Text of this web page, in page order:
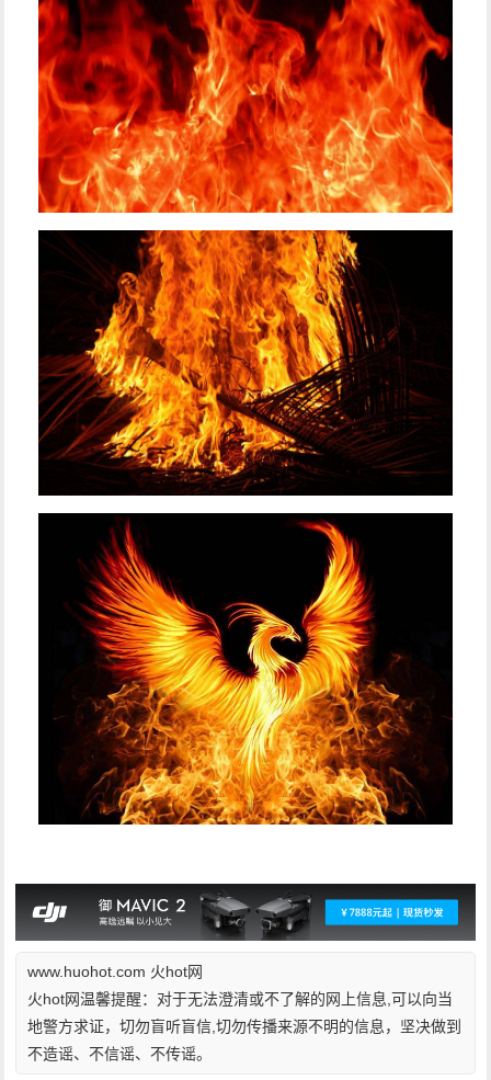
www.huohot.com 火hot网
火hot网温馨提醒：对于无法澄清或不了解的网上信息,可以向当
地警方求证，切勿盲听盲信,切勿传播来源不明的信息，坚决做到
不造谣、不信谣、不传谣。